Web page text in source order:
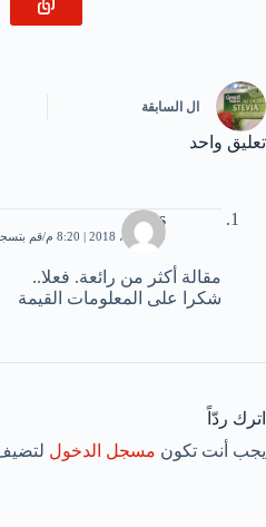
ال السابقة
تعليق واحد
lyess
10 أبريل، 2018 | 8:20 م قم
مقالة أكثر من رائعة. فعلا..
شكرا على المعلومات القيمة
اترك ردّاً
يجب أنت تكون مسجل الدخول